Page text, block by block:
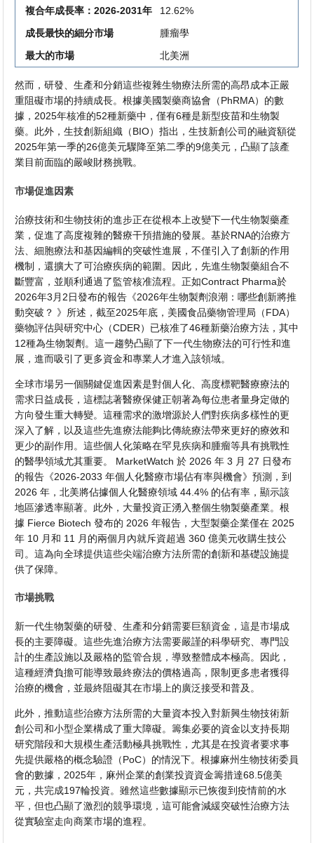
複合年成長率：2026-2031年
12.62%
成長最快的細分市場
腫瘤學
最大的市場
北美洲
然而，研發、生產和分銷這些複雜生物療法所需的高昂成本正嚴
重阻礙市場的持續成長。根據美國製藥商協會（PhRMA）的數
據，2025年核准的52種新藥中，僅有6種是新型疫苗和生物製
藥。此外，生技創新組織（BIO）指出，生技新創公司的融資額從
2025年第一季的26億美元驟降至第二季的9億美元，凸顯了該產
業目前面臨的嚴峻財務挑戰。
市場促進因素
治療技術和生物技術的進步正在從根本上改變下一代生物製藥產
業，促進了高度複雜的醫療干預措施的發展。基於RNA的治療方
法、細胞療法和基因編輯的突破性進展，不僅引入了創新的作用
機制，還擴大了可治療疾病的範圍。因此，先進生物製藥組合不
斷豐富，並順利通過了監管核准流程。正如Contract Pharma於
2026年3月2日發布的報告《2026年生物製劑浪潮：哪些創新將推
動突破？ 》所述，截至2025年底，美國食品藥物管理局（FDA）
藥物評估與研究中心（CDER）已核准了46種新藥治療方法，其中
12種為生物製劑。這一趨勢凸顯了下一代生物療法的可行性和進
展，進而吸引了更多資金和專業人才進入該領域。
全球市場另一個關鍵促進因素是對個人化、高度標靶醫療療法的
需求日益成長，這標誌著醫療保健正朝著為每位患者量身定做的
方向發生重大轉變。這種需求的激增源於人們對疾病多樣性的更
深入了解，以及這些先進療法能夠比傳統療法帶來更好的療效和
更少的副作用。這些個人化策略在罕見疾病和腫瘤等具有挑戰性
的醫學領域尤其重要。 MarketWatch 於 2026 年 3 月 27 日發布
的報告《2026-2033 年個人化醫療市場佔有率與機會》預測，到
2026 年，北美將佔據個人化醫療領域 44.4% 的佔有率，顯示該
地區滲透率顯著。此外，大量投資正湧入整個生物製藥產業。根
據 Fierce Biotech 發布的 2026 年報告，大型製藥企業僅在 2025
年 10 月和 11 月的兩個月內就斥資超過 360 億美元收購生技公
司。這為向全球提供這些尖端治療方法所需的創新和基礎設施提
供了保障。
市場挑戰
新一代生物製藥的研發、生產和分銷需要巨額資金，這是市場成
長的主要障礙。這些先進治療方法需要嚴謹的科學研究、專門設
計的生產設施以及嚴格的監管合規，導致整體成本極高。因此，
這種經濟負擔可能導致最終療法的價格過高，限制更多患者獲得
治療的機會，並最終阻礙其在市場上的廣泛接受和普及。
此外，推動這些治療方法所需的大量資本投入對新興生物技術新
創公司和小型企業構成了重大障礙。籌集必要的資金以支持長期
研究階段和大規模生產活動極具挑戰性，尤其是在投資者要求事
先提供嚴格的概念驗證（PoC）的情況下。根據麻州生物技術委員
會的數據，2025年，麻州企業的創業投資資金籌措達68.5億美
元，共完成197輪投資。雖然這些數據顯示已恢復到疫情前的水
平，但也凸顯了激烈的競爭環境，這可能會減緩突破性治療方法
從實驗室走向商業市場的進程。